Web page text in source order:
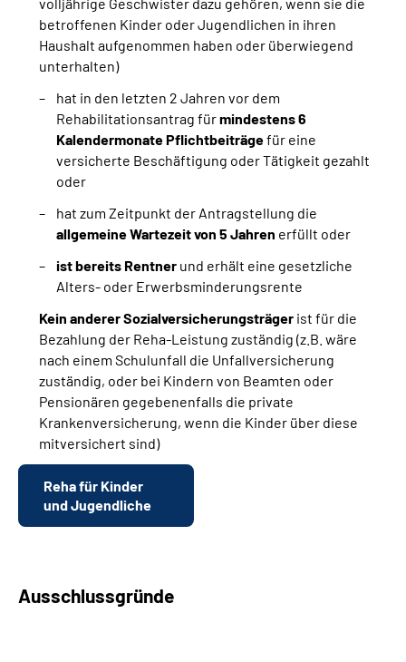
betroffenen Kinder oder Jugendlichen in ihren
Haushalt aufgenommen haben oder überwiegend
unterhalten)
hat in den letzten 2 Jahren vor dem
Rehabilitationsantrag fürmindestens 6
Kalendermonate Pflichtbeiträgefür eine
versicherte Beschäftigung oder Tätigkeit gezahlt
oder
hat zum Zeitpunkt der Antragstellung die
allgemeine Wartezeit von 5 Jahren erfüllt oder
ist bereits Rentner und erhält eine gesetzliche
Alters- oder Erwerbsminderungsrente
Kein anderer Sozialversicherungsträger ist für die
Bezahlung der Reha-Leistung zuständig (z.B. wäre
nach einem Schulunfall die Unfallversicherung
zuständig, oder bei Kindern von Beamten oder
Pensionären gegebenenfalls die private
Krankenversicherung, wenn die Kinder über diese
mitversichert sind)
Reha für Kinder
und Jugendliche
Ausschlussgründe